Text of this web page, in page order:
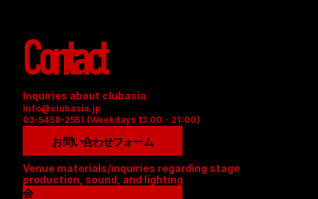
Contact
Inquiries about clubasia
info@clubasia.jp
03-5458-2551 (Weekdays 13:00 - 21:00)
お問い合わせフォーム
Venue materials/inquiries regarding stage
production, sound, and lighting
会